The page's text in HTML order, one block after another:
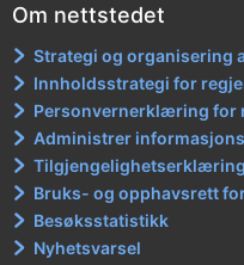
Om nettstedet
Strategi og organisering
Innholdsstrategi for
Personvernerklæring for
Administrer
Tilgjengelighetserklæring
Bruks- og opphavsrett
Besøksstatistikk
Nyhetsvarsel